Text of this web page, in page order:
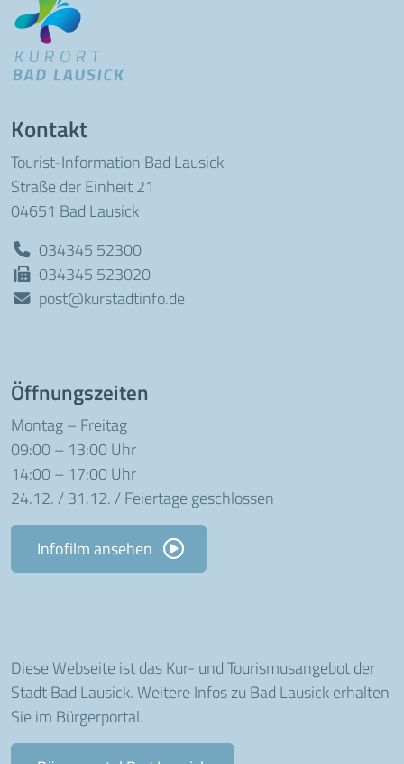
Kontakt
Tourist-Information Bad Lausick
Straße der Einheit 21
04651 Bad Lausick
034345 52300
034345 523020
post@kurstadtinfo.de
Öffnungszeiten
Montag – Freitag
09:00 – 13:00 Uhr
14:00 – 17:00 Uhr
24.12. / 31.12. / Feiertage geschlossen
Infofilm ansehen
Diese Webseite ist das Kur- und Tourismusangebot der
Stadt Bad Lausick. Weitere Infos zu Bad Lausick erhalten
Sie im Bürgerportal.